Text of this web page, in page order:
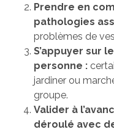
Prendre en
pathologies
problèmes de
S’appuyer sur
personne :
jardiner ou
groupe.
Valider à
déroulé avec